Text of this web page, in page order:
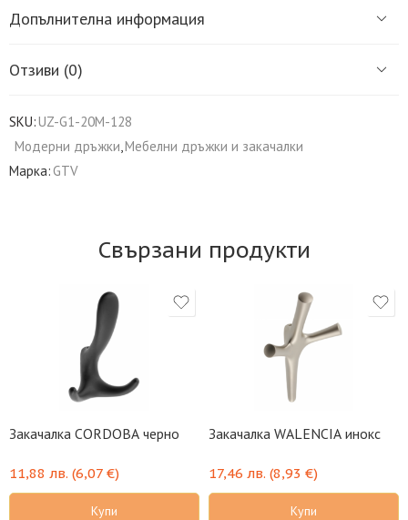
Допълнителна информация
Отзиви (0)
SKU:UZ-G1-20M-128
Модерни дръжки,Мебелни дръжки и закачалки
Марка:GTV
Свързани продукти
Закачалка CORDOBA черно
11,88 лв. (6,07 €)
Купи
Закачалка WALENCIA инокс
17,46 лв. (8,93 €)
Купи